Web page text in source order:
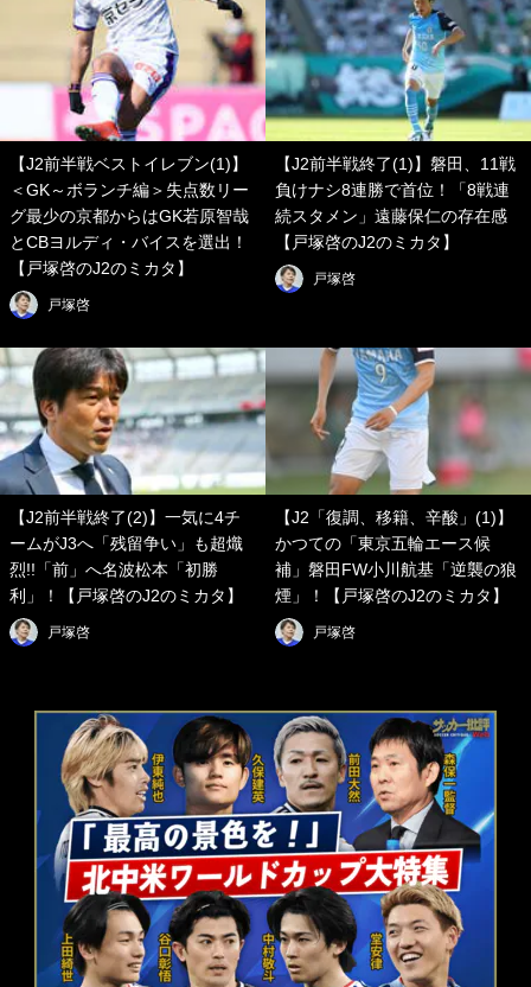
【J2前半戦ベストイレブン(1)】
＜GK～ボランチ編＞失点数リー
グ最少の京都からはGK若原智哉
とCBヨルディ・バイスを選出！
【戸塚啓のJ2のミカタ】
戸塚啓
【J2前半戦終了(1)】磐田、11戦
負けナシ8連勝で首位！「8戦連
続スタメン」遠藤保仁の存在感
【戸塚啓のJ2のミカタ】
戸塚啓
【J2前半戦終了(2)】一気に4チ
ームがJ3へ「残留争い」も超熾
烈!!「前」へ名波松本「初勝
利」！【戸塚啓のJ2のミカタ】
戸塚啓
【J2「復調、移籍、辛酸」(1)】
かつての「東京五輪エース候
補」磐田FW小川航基「逆襲の狼
煙」！【戸塚啓のJ2のミカタ】
戸塚啓